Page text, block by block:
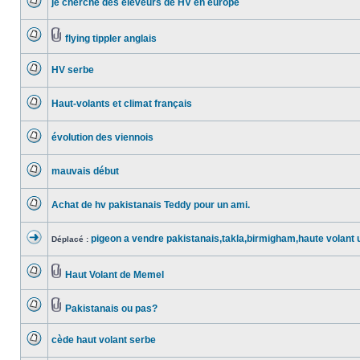
non
message
non
je cherche des eleveurs de HV en europe
non
flying tippler anglais
non
HV serbe
non
Haut-volants et climat français
non
évolution des viennois
non
mauvais début
non
Achat de hv pakistanais Teddy pour un ami.
déplacé
Déplacé : pigeon a vendre pakistanais,takla,birmigham,haute volant
message
non
Haut Volant de Memel
non
Pakistanais ou pas?
cède haut volant serbe